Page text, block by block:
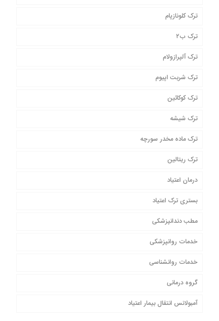
ترک کلونازپام
ترک ب۲
ترک آلپرازولام
ترک شربت اپیوم
ترک کوکائین
ترک شیشه
ترک ماده مخدر سورچه
ترک ریتالین
درمان اعتیاد
بستری ترک اعتیاد
مطب دندانپزشکی
خدمات روانپزشکی
خدمات روانشناسی
گروه درمانی
آمبولانس انتقال بیمار اعتیاد